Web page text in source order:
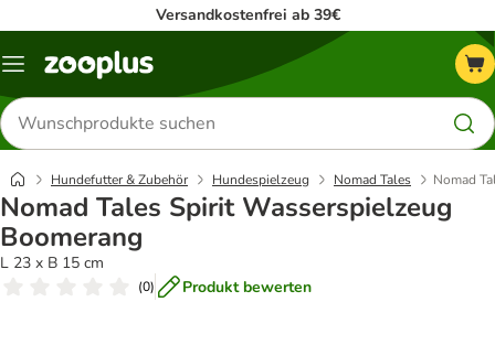
Versandkostenfrei ab 39€
Menü
Produkte
suchen
Hundefutter & Zubehör Hundespielzeug Nomad Tales Nomad
Nomad Tales Spirit Wasserspielzeug
Boomerang
L 23 x B 15 cm
(0) Produkt bewerten